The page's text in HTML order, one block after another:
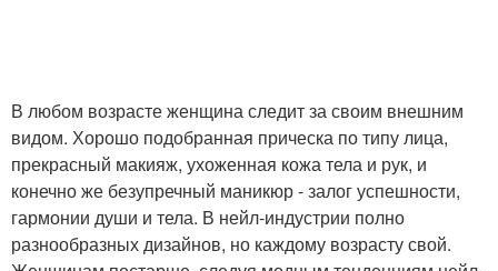
Маникюр к малиновому
платью
Маникюр педикюр
макияж прическа
Маникюр для
аристократок
Маникюр для офиса
В любом возрасте женщина следит за своим внешним
видом. Хорошо подобранная прическа по типу лица,
прекрасный макияж, ухоженная кожа тела и рук, и
конечно же безупречный маникюр - залог успешности,
гармонии души и тела. В нейл-индустрии полно
разнообразных дизайнов, но каждому возрасту свой.